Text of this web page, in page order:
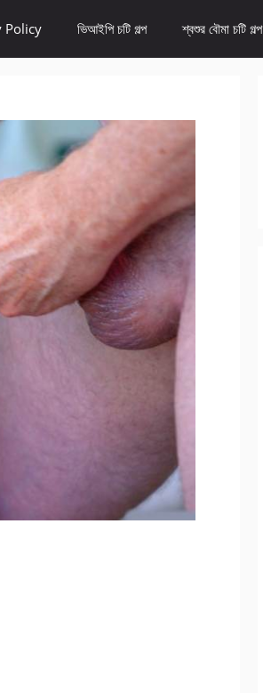
Policy ভিআইপি চটি গল্প শ্বশুর বৌমা চটি গল্প